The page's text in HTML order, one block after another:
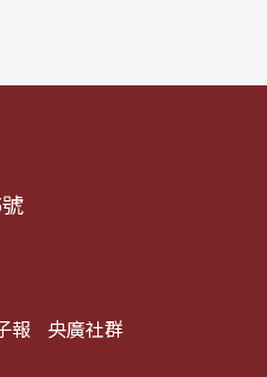
報 央廣社群